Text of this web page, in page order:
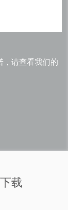
请查看我们的
载